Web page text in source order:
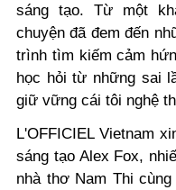
sáng tạo. Từ một
chuyện đã đem đến
trình tìm kiếm cảm
học hỏi từ những sai
giữ vững cái tôi nghệ
L'OFFICIEL Vietnam
sáng tạo Alex Fox,
nhà thơ Nam Thi